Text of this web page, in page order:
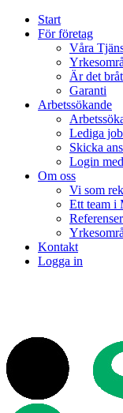
Start
För företag
Våra
Är det
Garanti
Arbetssökande
Lediga
Skicka
Login
Om oss
Vi som
Ett team i
Referenser
Kontakt
Logga in